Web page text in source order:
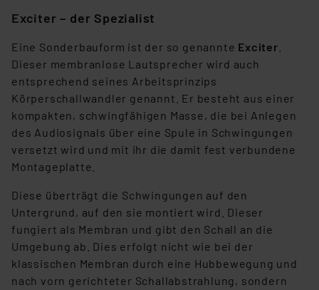
insbesondere der Art der übermittelten Daten,
verbundenen Risiken.“
Impressum |Datenschutzerklärung
Exciter – der Spezialist
Eine Sonderbauform ist der so genannte Exciter
Dieser membranlose Lautsprecher wird auch
entsprechend seines Arbeitsprinzips
Körperschallwandler genannt. Er besteht aus einer
kompakten, schwingfähigen Masse, die bei Anlegen
des Audiosignals über eine Spule in Schwingungen
versetzt wird und mit ihr die damit fest verbundene
Montageplatte.
Diese überträgt die Schwingungen auf den
Untergrund, auf den sie montiert wird. Dieser
fungiert als Membran und gibt den Schall an die
Umgebung ab. Dies erfolgt nicht wie bei der
klassischen Membran durch eine Hubbewegung und
nach vorn gerichteter Schallabstrahlung, sondern